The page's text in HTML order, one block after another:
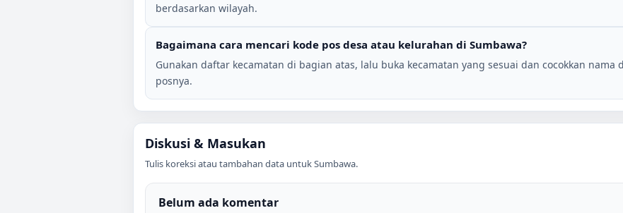
berdasarkan wilayah.
Bagaimana cara mencari kode pos desa atau kelurahan di Sumbawa?
Gunakan daftar kecamatan di bagian atas, lalu buka kecamatan yang sesuai dan cocokkan nama
posnya.
Diskusi & Masukan
Tulis koreksi atau tambahan data untukSumbawa.
Belum ada komentar